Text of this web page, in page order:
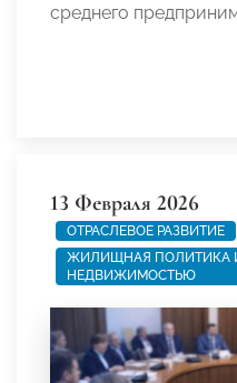
среднего
13 Февраля 2026
ОТРАСЛЕВОЕ РАЗВИТИЕ
ЖИЛИЩНАЯ ПОЛИТИКА
НЕДВИЖИМОСТЬЮ